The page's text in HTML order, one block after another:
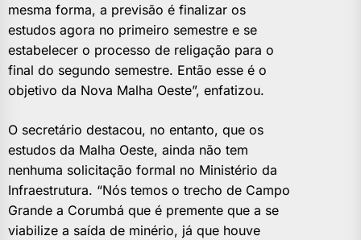
mesma forma, a previsão é finalizar os
estudos agora no primeiro semestre e se
estabelecer o processo de religação para o
final do segundo semestre. Então esse é o
objetivo da Nova Malha Oeste”, enfatizou.
O secretário destacou, no entanto, que os
estudos da Malha Oeste, ainda não tem
nenhuma solicitação formal no Ministério da
Infraestrutura. “Nós temos o trecho de Campo
Grande a Corumbá que é premente que a se
viabilize a saída de minério, já que houve